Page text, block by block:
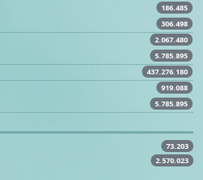
186.485
306.498
2.067.480
5.785.895
437.276.180
919.088
5.785.895
73.203
2.570.023